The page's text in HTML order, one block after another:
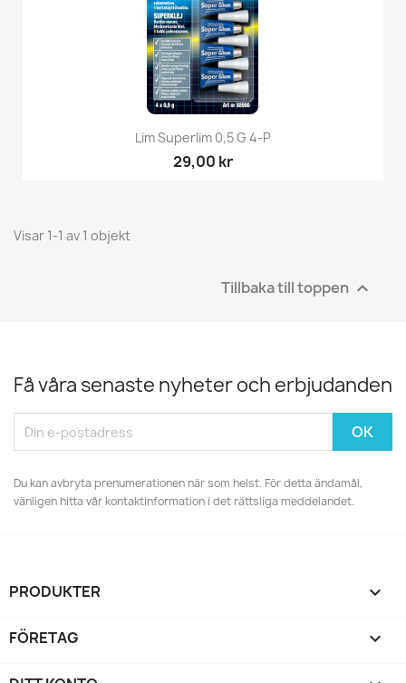
Lim Superlim 0,5 G 4-P
29,00 kr
Visar 1-1 av 1 objekt
Tillbaka till toppen 
Få våra senaste nyheter och erbjudanden
Du kan avbryta prenumerationen när som helst. För detta ändamål,
vänligen hitta vår kontaktinformation i det rättsliga meddelandet.
PRODUKTER 
FÖRETAG 